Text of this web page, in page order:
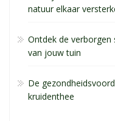
natuur elkaar
Ontdek de verborgen
van jouw tuin
De
kruidenthee